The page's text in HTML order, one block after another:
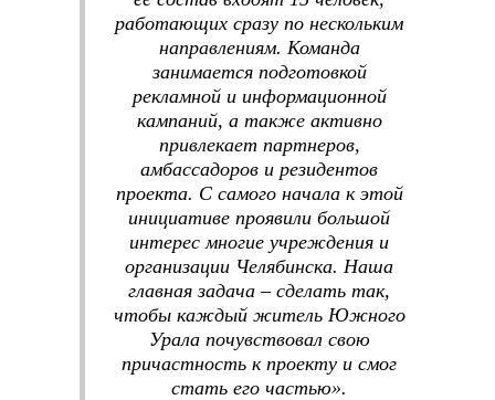
работающих сразу по нескольким
направлениям. Команда
занимается подготовкой
рекламной и информационной
кампаний, а также активно
привлекает партнеров,
амбассадоров и резидентов
проекта. С самого начала к этой
инициативе проявили большой
интерес многие учреждения и
организации Челябинска. Наша
главная задача – сделать так,
чтобы каждый житель Южного
Урала почувствовал свою
причастность к проекту и смог
стать его частью».